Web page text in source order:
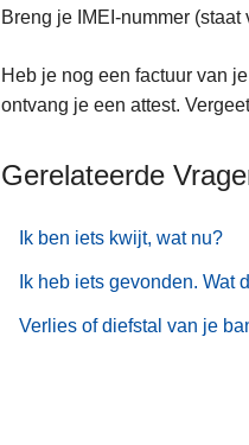
Breng je IMEI-nummer
Heb je nog een factuur van
ontvang je een attest.
Gerelateerde
Ik ben iets kwijt, wat nu?
Ik heb iets gevonden. Wat
Verlies of diefstal van je